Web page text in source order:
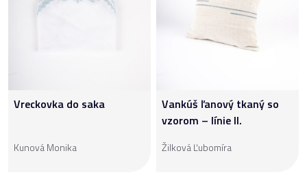
Vreckovka do saka
Kunová Monika
Vankúš ľanový tkaný so
vzorom – línie II.
Žilková Ľubomíra